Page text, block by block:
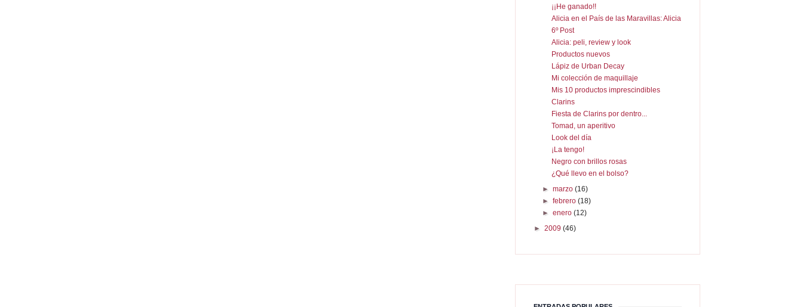
¡¡He ganado!!
Alicia en el País de las Maravillas: Alicia
6º Post
Alicia: peli, review y look
Productos nuevos
Lápiz de Urban Decay
Mi colección de maquillaje
Mis 10 productos imprescindibles
Clarins
Fiesta de Clarins por dentro...
Tomad, un aperitivo
Look del día
¡La tengo!
Negro con brillos rosas
¿Qué llevo en el bolso?
►marzo(16)
►febrero(18)
►enero(12)
► 2009 (46)